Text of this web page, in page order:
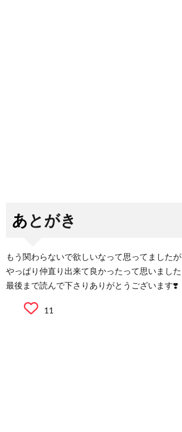
あとがき
もう関わらないで欲しいなって思ってましたが
やっぱり仲直り出来て良かったって思いました
最後まで読んで下さりありがとうございます❣️
11